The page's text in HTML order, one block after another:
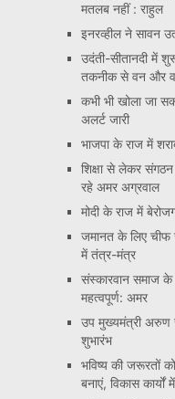
मतलब नहीं : राहुल
इनरव्हील ने सावन
उदंती-सीतानदी में
तकनीक से वन और
कभी भी खोला जा
अलर्ट जारी
भाजपा के राज में
शिक्षा से लेकर
रहे अमर अग्रवाल
मोदी के राज में
जमानत के लिए चीफ
में तंत्र-मंत्र
संस्कारवान समाज के
महत्वपूर्ण: अमर
उप मुख्यमंत्री अरुण
शुभारंभ
भविष्य की जरूरतों
बनाएं, विकास